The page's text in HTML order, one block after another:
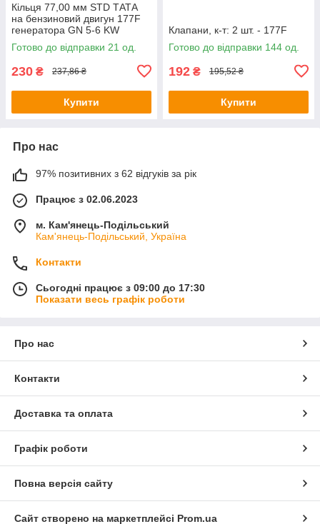
Кільця 77,00 мм STD ТАТА
на бензиновий двигун 177F
генератора GN 5-6 KW
Готово до відправки 21 од.
230 ₴ 237,86 ₴
Купити
Клапани, к-т: 2 шт. - 177F
Готово до відправки 144 од.
192 ₴ 195,52 ₴
Купити
Про нас
97% позитивних з 62 відгуків за рік
Працює з 02.06.2023
м. Кам'янець-Подільський
Кам'янець-Подільський, Україна
Контакти
Сьогодні працює з 09:00 до 17:30
Показати весь графік роботи
Про нас
Контакти
Доставка та оплата
Графік роботи
Повна версія сайту
Сайт створено на маркетплейсі Prom.ua